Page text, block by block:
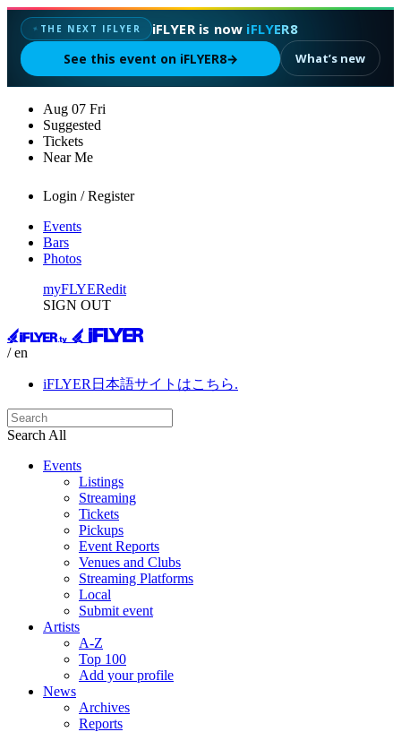
✦ THE NEXT IFLYER iFLYER is now iFLYER8
See this event on iFLYER8→ What’s new
Aug 07 Fri
Suggested
Tickets
Near Me
Login / Register
Events
Bars
Photos
myFLYERedit
SIGN OUT
/ en
iFLYER日本語サイトはこちら.
Search All
Events
Listings
Streaming
Tickets
Pickups
Event Reports
Venues and Clubs
Streaming Platforms
Local
Submit event
Artists
A-Z
Top 100
Add your profile
News
Archives
Reports